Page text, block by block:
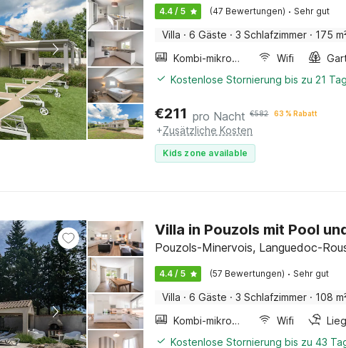
4.4 / 5 (47 Bewertungen) · Sehr gut
Villa · 6 Gäste · 3 Schlafzimmer · 175
Kombi-mikrowelle
Wifi
Kostenlose Stornierung bis zu 21
€211 pro Nacht €582 63 % Rabatt
+Zusätzliche Kosten
Kids zone available
Villa in Pouzols mit Pool
Pouzols-Minervois, Languedoc-
4.4 / 5 (57 Bewertungen) · Sehr gut
Villa · 6 Gäste · 3 Schlafzimmer · 108
Kombi-mikrowelle
Wifi
Kostenlose Stornierung bis zu 43